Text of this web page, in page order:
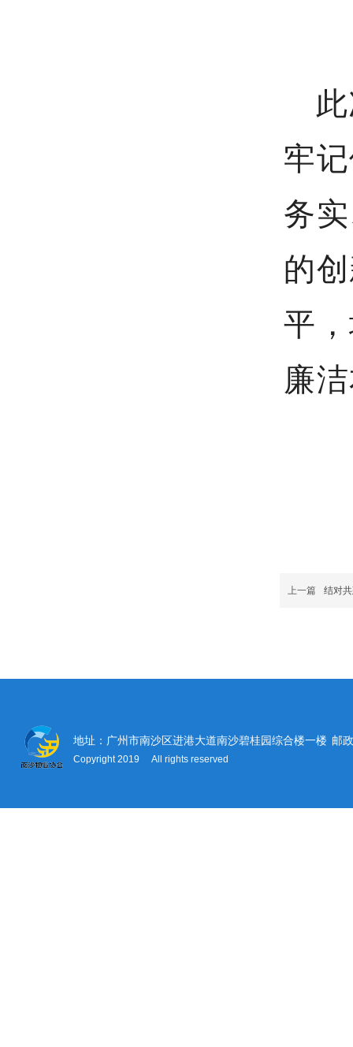
牢
务
的
平
廉
上一篇 结对
地址：广州市南沙区进港大道南沙碧桂园综合楼一楼 邮
Copyright 2019 All rights reserved